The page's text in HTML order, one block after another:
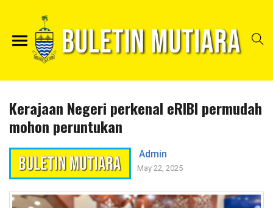
Kerajaan Negeri perkenal eRIBI permudah
mohon peruntukan
Admin
May 22, 2025